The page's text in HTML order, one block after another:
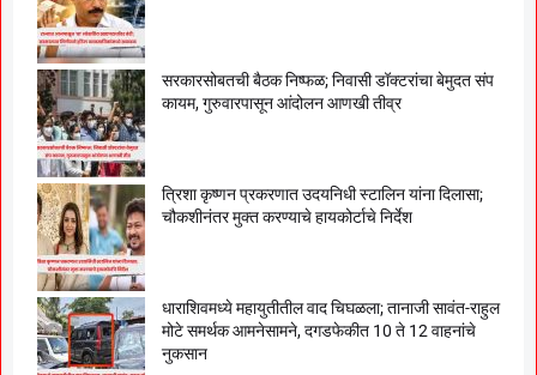
सरकारसोबतची बैठक निष्फळ; निवासी डॉक्टरांचा बेमुदत संप
कायम, गुरुवारपासून आंदोलन आणखी तीव्र
त्रिशा कृष्णन प्रकरणात उदयनिधी स्टालिन यांना दिलासा;
चौकशीनंतर मुक्त करण्याचे हायकोर्टाचे निर्देश
धाराशिवमध्ये महायुतीतील वाद चिघळला; तानाजी सावंत-राहुल
मोटे समर्थक आमनेसामने, दगडफेकीत 10 ते 12 वाहनांचे
नुकसान